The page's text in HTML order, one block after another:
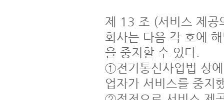
제 13 조 (서비스 제공
회사는 다음 각 호에
을 중지할 수 있다.
①전기통신사업법 상
업자가 서비스를 중지